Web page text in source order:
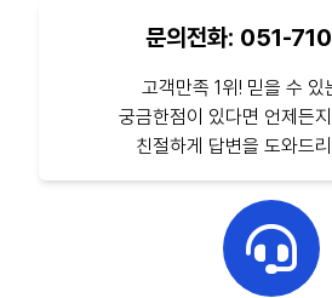
문의전화: 051-
고객만족 1위! 믿을 수 있
궁금한점이 있다면 언제든
친절하게 답변을 도와드